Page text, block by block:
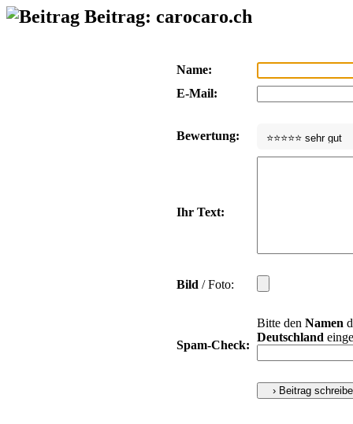
Beitrag: carocaro.ch
Name:
E-Mail:
Bewertung:
Ihr Text:
Bild / Foto:
Spam-Check:
Bitte den Namen
Deutschland